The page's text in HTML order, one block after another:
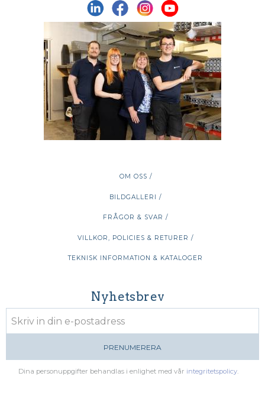
OM OSS /
BILDGALLERI /
FRÅGOR & SVAR /
VILLKOR, POLICIES & RETURER /
TEKNISK INFORMATION & KATALOGER
Nyhetsbrev
PRENUMERERA
Dina personuppgifter behandlas i enlighet med vår integritetspolicy.